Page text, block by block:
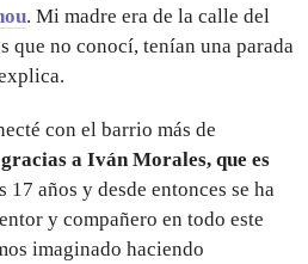
. Mi madre era de la calle del
que no conocí, tenían una parada
con el barrio más de
gracias a Iván Morales, que es
17 años y desde entonces se ha
y compañero en todo este
imaginado haciendo